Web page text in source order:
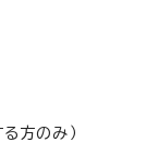
方のみ）